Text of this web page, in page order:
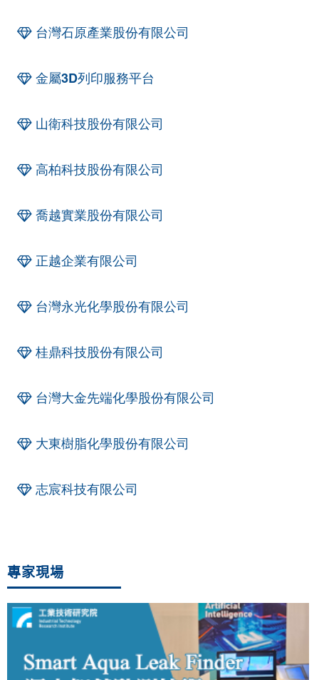
台灣石原產業股份有限公司
金屬3D列印服務平台
山衛科技股份有限公司
高柏科技股份有限公司
喬越實業股份有限公司
正越企業有限公司
台灣永光化學股份有限公司
桂鼎科技股份有限公司
台灣大金先端化學股份有限公司
大東樹脂化學股份有限公司
志宸科技有限公司
專家現場